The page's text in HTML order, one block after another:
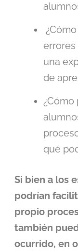
errores
una
de
¿Cómo
qué
Si bien a los
podrían
propio
también
ocurrido, en